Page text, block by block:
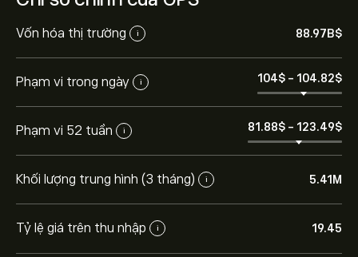
Vốn hóa thị trường i 88.97B‎$‎
Phạm vi trong ngày i 104‎$‎ - 104.82‎$‎
Phạm vi 52 tuần i 81.88‎$‎ - 123.49‎$‎
Khối lượng trung hình (3 tháng) i 5.41M
Tỷ lệ giá trên thu nhập i 19.45